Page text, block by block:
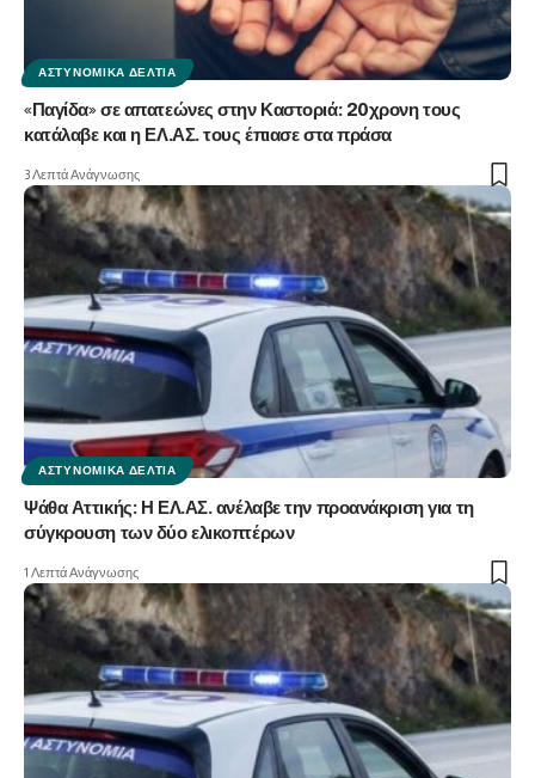
ΑΣΤΥΝΟΜΙΚΆ ΔΕΛΤΊΑ
«Παγίδα» σε απατεώνες στην Καστοριά: 20χρονη τους
κατάλαβε και η ΕΛ.ΑΣ. τους έπιασε στα πράσα
3 Λεπτά Ανάγνωσης
ΑΣΤΥΝΟΜΙΚΆ ΔΕΛΤΊΑ
Ψάθα Αττικής: Η ΕΛ.ΑΣ. ανέλαβε την προανάκριση για τη
σύγκρουση των δύο ελικοπτέρων
1 Λεπτά Ανάγνωσης